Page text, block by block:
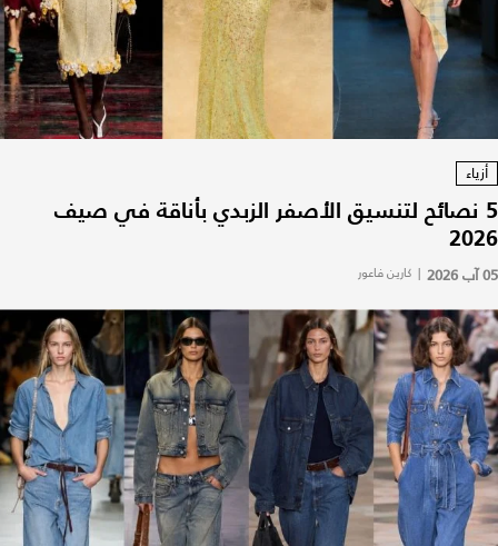
أزياء
5 نصائح لتنسيق الأصفر الزبدي بأناقة في صيف
2026
05 آب 2026 | كارين فاعور